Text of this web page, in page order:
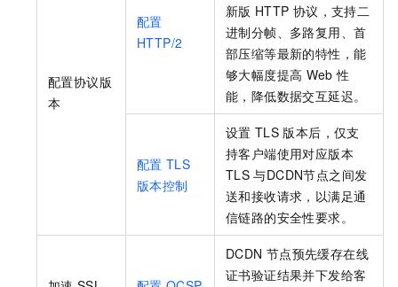
配置协议版
本
配置
HTTP/2
新版 HTTP 协议，支持二
进制分帧、多路复用、首
部压缩等最新的特性，能
够大幅度提高 Web 性
能，降低数据交互延迟。
配置 TLS
版本控制
设置 TLS 版本后，仅支
持客户端使用对应版本
TLS 与DCDN节点之间发
送和接收请求，以满足通
信链路的安全性要求。
DCDN 节点预先缓存在线
证书验证结果并下发给客